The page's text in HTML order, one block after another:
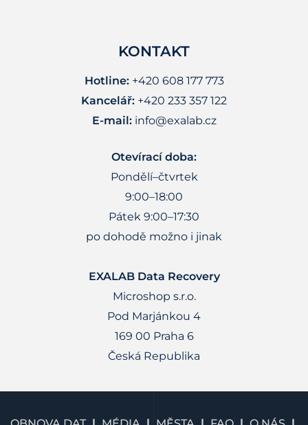
KONTAKT
Hotline:+420 608 177 773
Kancelář: +420 233 357 122
E-mail: info@exalab.cz
Otevírací doba:
Pondělí–čtvrtek
9:00–18:00
Pátek 9:00–17:30
po dohodě možno i jinak
EXALAB Data Recovery
Microshop s.r.o.
Pod Marjánkou 4
169 00 Praha 6
Česká Republika